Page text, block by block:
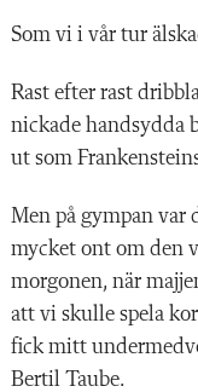
Som vi i vår tur
Rast efter rast
nickade handsydda
ut som
Men på gympan
mycket ont om den
morgonen, när
att vi skulle spela
fick mitt
Bertil Taube.